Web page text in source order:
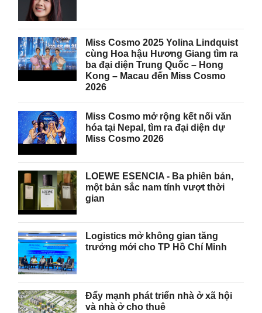
Miss Cosmo 2025 Yolina Lindquist
cùng Hoa hậu Hương Giang tìm ra
ba đại diện Trung Quốc – Hong
Kong – Macau đến Miss Cosmo
2026
Miss Cosmo mở rộng kết nối văn
hóa tại Nepal, tìm ra đại diện dự
Miss Cosmo 2026
LOEWE ESENCIA - Ba phiên bản,
một bản sắc nam tính vượt thời
gian
Logistics mở không gian tăng
trưởng mới cho TP Hồ Chí Minh
Đẩy mạnh phát triển nhà ở xã hội
và nhà ở cho thuê